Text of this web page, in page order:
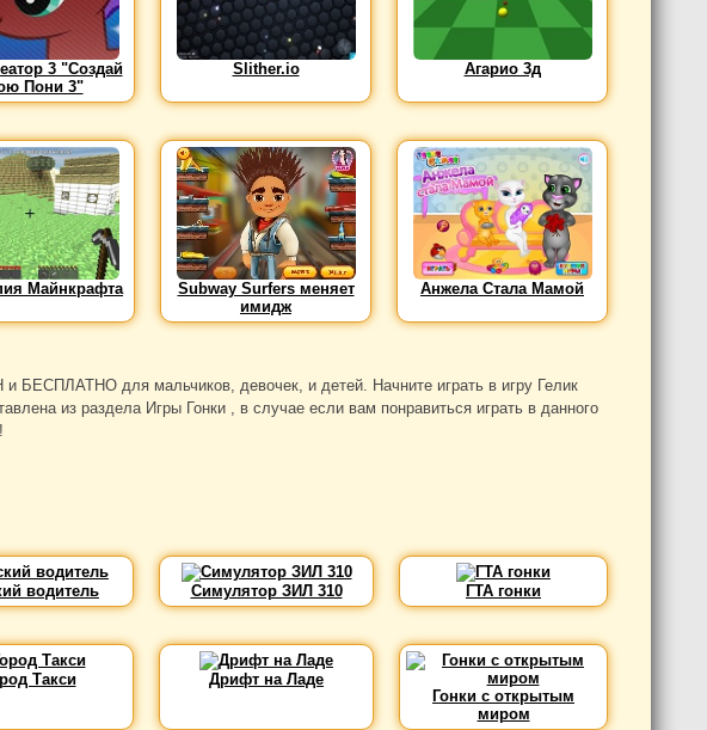
3 "Создай
Пони 3"
Slither.io Агарио 3д
Майнкрафта
Subway Surfers меняет
имидж
Анжела Стала Мамой
БЕСПЛАТНО для мальчиков, девочек, и детей. Начните играть в игру Гелик
из раздела Игры Гонки , в случае если вам понравиться играть в данного
водитель Симулятор ЗИЛ 310 ГТА гонки
Такси
Дрифт на Ладе
Гонки с открытым
миром